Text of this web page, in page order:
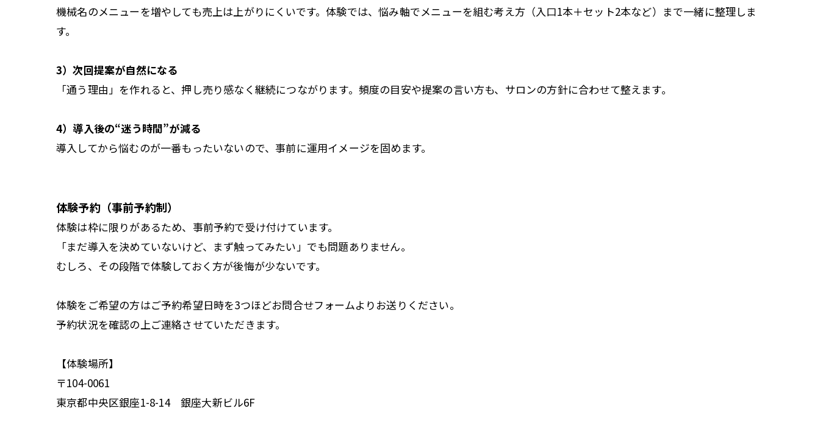
機械名のメニューを増やしても売上は上がりにくいです。体験では、悩み軸でメニューを組む考え方（入口1本＋セット2本など）まで一緒に整理しま
す。
3）次回提案が自然になる
「通う理由」を作れると、押し売り感なく継続につながります。頻度の目安や提案の言い方も、サロンの方針に合わせて整えます。
4）導入後の“迷う時間”が減る
導入してから悩むのが一番もったいないので、事前に運用イメージを固めます。
体験予約（事前予約制）
体験は枠に限りがあるため、事前予約で受け付けています。
「まだ導入を決めていないけど、まず触ってみたい」でも問題ありません。
むしろ、その段階で体験しておく方が後悔が少ないです。
体験をご希望の方はご予約希望日時を3つほどお問合せフォームよりお送りください。
予約状況を確認の上ご連絡させていただきます。
【体験場所】
〒104-0061
東京都中央区銀座1-8-14 銀座大新ビル6F